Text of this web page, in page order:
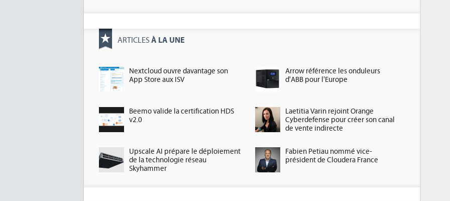
ARTICLES À LA UNE
Nextcloud ouvre davantage son
App Store aux ISV
Arrow référence les onduleurs
d'ABB pour l'Europe
Beemo valide la certification HDS
v2.0
Laetitia Varin rejoint Orange
Cyberdefense pour créer son canal
de vente indirecte
Upscale AI prépare le déploiement
de la technologie réseau
Skyhammer
Fabien Petiau nommé vice-
président de Cloudera France